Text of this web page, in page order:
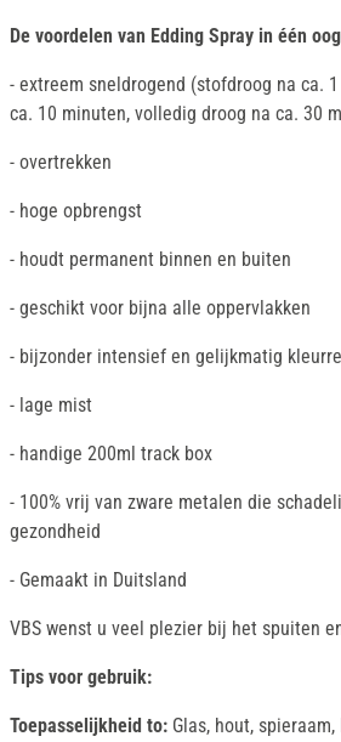
De voordelen van Edding Spray in één
- extreem sneldrogend (stofdroog na ca.
ca. 10 minuten, volledig droog na ca. 30
- overtrekken
- hoge opbrengst
- houdt permanent binnen en buiten
- geschikt voor bijna alle oppervlakken
- bijzonder intensief en gelijkmatig
- lage mist
- handige 200ml track box
- 100% vrij van zware metalen die
gezondheid
- Gemaakt in Duitsland
VBS wenst u veel plezier bij het spuiten
Tips voor gebruik:
Toepasselijkheid to: Glas, hout,